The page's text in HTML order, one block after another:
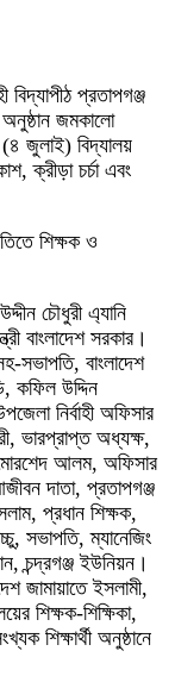
বিদ্যাপীঠ প্রতাপগঞ্জ
অনুষ্ঠান জমকালো
জুলাই) বিদ্যালয়
ক্রীড়া চর্চা এবং
শিক্ষক ও
চৌধুরী এ্যানি
বাংলাদেশ সরকার।
সভাপতি, বাংলাদেশ
কফিল উদ্দিন
নির্বাহী অফিসার
ভারপ্রাপ্ত অধ্যক্ষ,
আলম, অফিসার
দাতা, প্রতাপগঞ্জ
প্রধান শিক্ষক,
সভাপতি, ম্যানেজিং
চন্দ্রগঞ্জ ইউনিয়ন।
জামায়াতে ইসলামী,
শিক্ষক-শিক্ষিকা,
শিক্ষার্থী অনুষ্ঠানে